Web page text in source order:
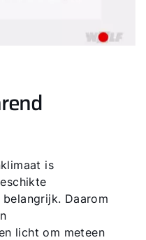
is
Daarom
licht om meteen